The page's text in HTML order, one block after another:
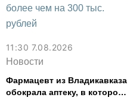
11:30 7.08.2026
Новости
Фармацевт из Владикавказа
обокрала аптеку, в которой